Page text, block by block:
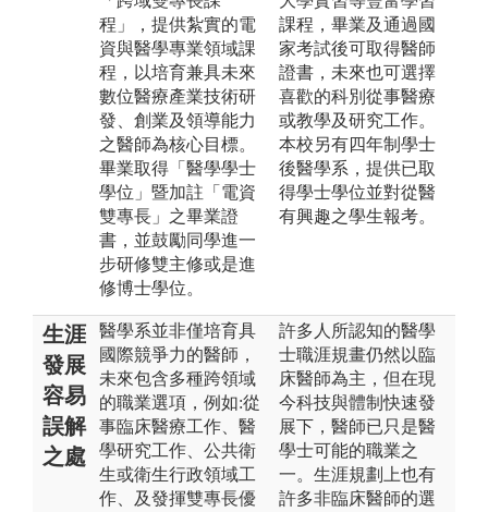
程」，提供紮實的電
資與醫學專業領域課
程，以培育兼具未來
數位醫療產業技術研
發、創業及領導能力
之醫師為核心目標。
畢業取得「醫學學士
學位」暨加註「電資
雙專長」之畢業證
書，並鼓勵同學進一
步研修雙主修或是進
修博士學位。
課程，畢業及通過國
家考試後可取得醫師
證書，未來也可選擇
喜歡的科別從事醫療
或教學及研究工作。
本校另有四年制學士
後醫學系，提供已取
得學士學位並對從醫
有興趣之學生報考。
生涯
發展
容易
誤解
之處
醫學系並非僅培育具
國際競爭力的醫師，
未來包含多種跨領域
的職業選項，例如:從
事臨床醫療工作、醫
學研究工作、公共衛
生或衛生行政領域工
作、及發揮雙專長優
許多人所認知的醫學
士職涯規畫仍然以臨
床醫師為主，但在現
今科技與體制快速發
展下，醫師已只是醫
學士可能的職業之
一。生涯規劃上也有
許多非臨床醫師的選